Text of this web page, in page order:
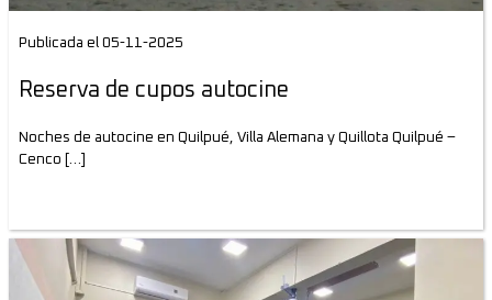
Publicada el 05-11-2025
Reserva de cupos autocine
Noches de autocine en Quilpué, Villa Alemana y Quillota Quilpué –
Cenco […]